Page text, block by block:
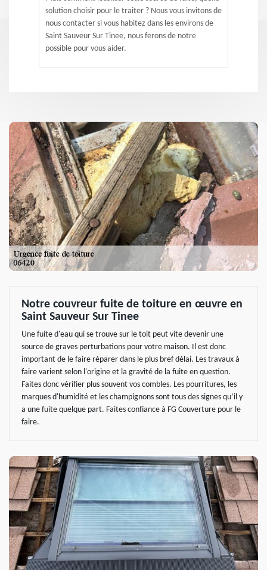
solution choisir pour le traiter ? Nous vous invitons de
nous contacter si vous habitez dans les environs de
Saint Sauveur Sur Tinee, nous ferons de notre
possible pour vous aider.
Notre couvreur fuite de toiture en œuvre en
Saint Sauveur Sur Tinee
Une fuite d'eau qui se trouve sur le toit peut vite devenir une
source de graves perturbations pour votre maison. Il est donc
important de le faire réparer dans le plus bref délai. Les travaux à
faire varient selon l'origine et la gravité de la fuite en question.
Faites donc vérifier plus souvent vos combles. Les pourritures, les
marques d'humidité et les champignons sont tous des signes qu’il y
a une fuite quelque part. Faites confiance à FG Couverture pour le
faire.